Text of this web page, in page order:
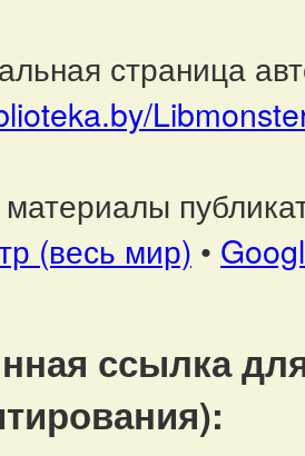
страница
(весь мир) •
ссылка